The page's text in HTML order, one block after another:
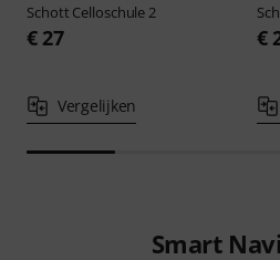
Schott Celloschule 2
€ 27
Vergelijken
€
Smart